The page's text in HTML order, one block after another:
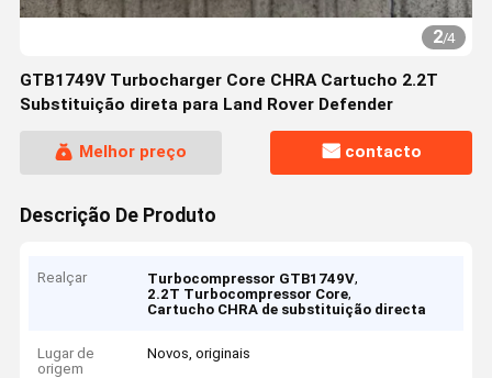
2/4
GTB1749V Turbocharger Core CHRA Cartucho 2.2T
Substituição direta para Land Rover Defender
Melhor preço contacto
Descrição De Produto
Realçar Turbocompressor GTB1749V,
2.2T Turbocompressor Core,
Cartucho CHRA de substituição directa
Lugar de
origem
Novos, originais